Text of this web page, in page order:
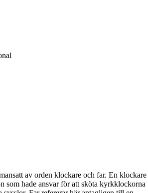
av orden klockare och far. En klockare
som hade ansvar för att sköta kyrkklockorna